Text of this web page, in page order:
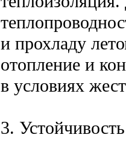
и прохладу
отопление и
в условиях
3.